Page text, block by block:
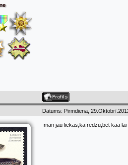
Datums: Pirmdiena,
man jau liekas,ka redzu,bet kaa